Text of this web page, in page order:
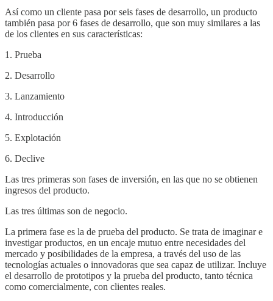
Así como un cliente pasa por seis fases de desarrollo, un producto
también pasa por 6 fases de desarrollo, que son muy similares a las
de los clientes en sus características:
1. Prueba
2. Desarrollo
3. Lanzamiento
4. Introducción
5. Explotación
6. Declive
Las tres primeras son fases de inversión, en las que no se obtienen
ingresos del producto.
Las tres últimas son de negocio.
La primera fase es la de prueba del producto. Se trata de imaginar e
investigar productos, en un encaje mutuo entre necesidades del
mercado y posibilidades de la empresa, a través del uso de las
tecnologías actuales o innovadoras que sea capaz de utilizar. Incluye
el desarrollo de prototipos y la prueba del producto, tanto técnica
como comercialmente, con clientes reales.